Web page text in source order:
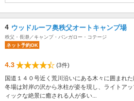
4 ウッドルーフ奥秩父オートキャンプ場
秩父・長瀞／キャンプ・バンガロー・コテージ
ネット予約OK
4.3
(3件)
国道１４０号近く荒川沿いにある木々に囲まれた
冬場は対岸の沢から氷柱が姿を現し、ライトア
ィックな絶景に癒される人が多い...